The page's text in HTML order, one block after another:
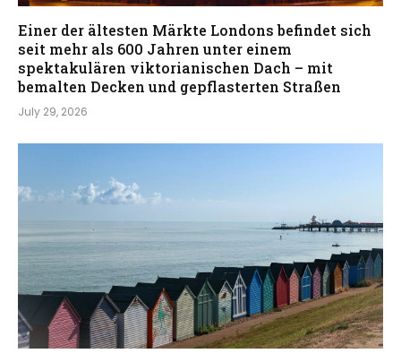
Einer der ältesten Märkte Londons befindet sich
seit mehr als 600 Jahren unter einem
spektakulären viktorianischen Dach – mit
bemalten Decken und gepflasterten Straßen
July 29, 2026